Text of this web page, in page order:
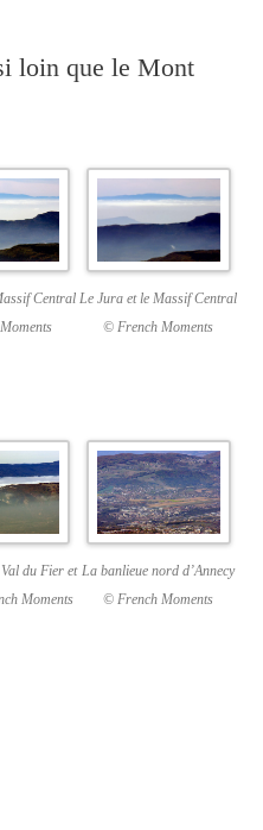
loin que le Mont
Central Le Jura et le Massif Central
© French Moments
du Fier et
Moments
La banlieue nord d’Annecy
© French Moments